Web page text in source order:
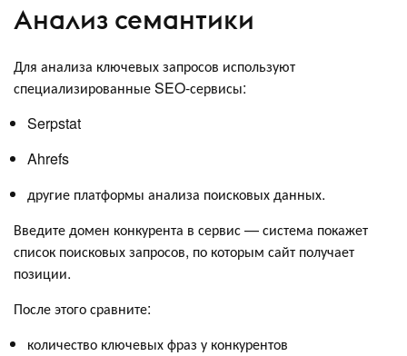
Анализ семантики
Для анализа ключевых запросов используют
специализированные SEO-сервисы:
Serpstat
Ahrefs
другие платформы анализа поисковых данных.
Введите домен конкурента в сервис — система покажет
список поисковых запросов, по которым сайт получает
позиции.
После этого сравните:
количество ключевых фраз у конкурентов